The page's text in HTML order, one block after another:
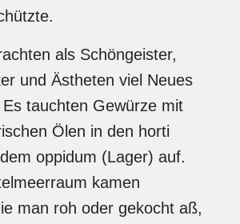
als Schöngeister,
und Ästheten viel Neues
tauchten Gewürze mit
Ölen in den horti
oppidum (Lager) auf.
kamen
man roh oder gekocht aß,